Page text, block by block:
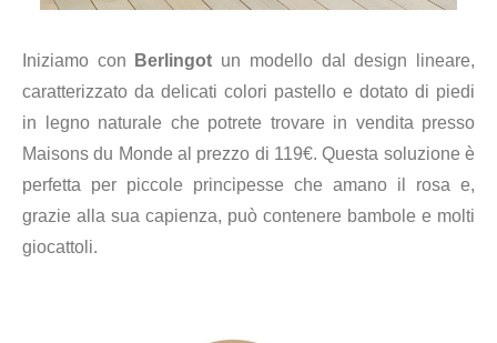
Iniziamo con Berlingot un modello dal design lineare,
caratterizzato da delicati colori pastello e dotato di piedi
in legno naturale che potrete trovare in vendita presso
Maisons du Monde al prezzo di 119€. Questa soluzione è
perfetta per piccole principesse che amano il rosa e,
grazie alla sua capienza, può contenere bambole e molti
giocattoli.